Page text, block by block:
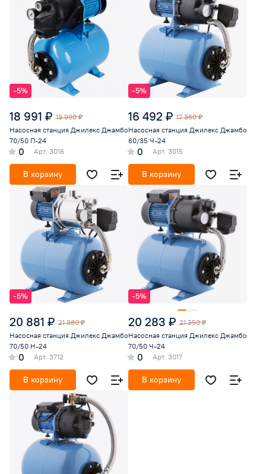
-5%
18 991 ₽ 19 990 ₽
Насосная станция Джилекс Джамбо
70/50 П-24
0 Арт. 3016
В корзину
-5%
16 492 ₽ 17 360 ₽
Насосная станция Джилекс Джамбо
60/35 Ч-24
0 Арт. 3015
В корзину
-5%
20 881 ₽ 21 980 ₽
Насосная станция Джилекс Джамбо
70/50 Н-24
0 Арт. 3712
В корзину
-5%
20 283 ₽ 21 350 ₽
Насосная станция Джилекс Джамбо
70/50 Ч-24
0 Арт. 3017
В корзину